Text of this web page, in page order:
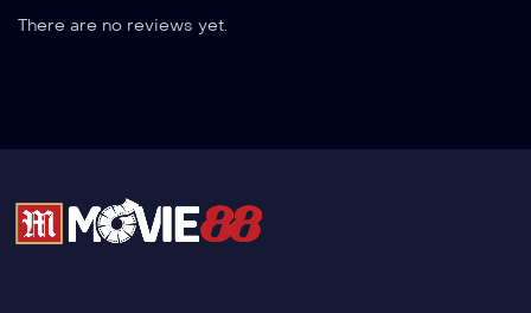
There are no reviews yet.